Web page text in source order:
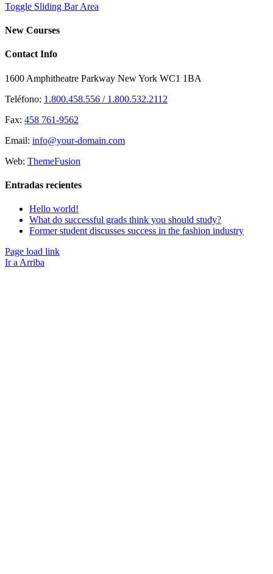
Toggle Sliding Bar Area
New Courses
Contact Info
1600 Amphitheatre Parkway New York WC1 1BA
Teléfono: 1.800.458.556 / 1.800.532.2112
Fax: 458 761-9562
Email: info@your-domain.com
Web: ThemeFusion
Entradas recientes
Hello world!
What do successful grads think you should study?
Former student discusses success in the fashion industry
Page load link
Ir a Arriba